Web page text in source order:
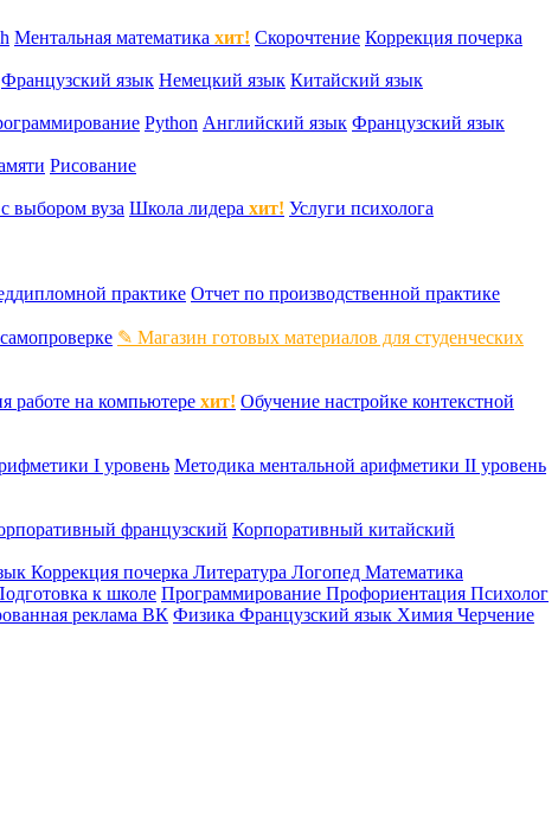
Ментальная математика хит! Скорочтение Коррекция почерка
Французский язык Немецкий язык Китайский язык
Python Английский язык Французский язык
Рисование
выбором вуза Школа лидера хит! Услуги психолога
практике Отчет по производственной практике
✎ Магазин готовых материалов для студенческих
работе на компьютере хит! Обучение настройке контекстной
I уровень Методика ментальной арифметики II уровень
французский Корпоративный китайский
Коррекция почерка Литература Логопед Математика
к школе Программирование Профориентация Психолог
реклама ВК Физика Французский язык Химия Черчение